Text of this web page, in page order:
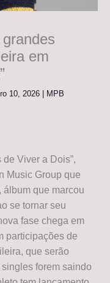
em
10, 2026
MPB
Viver a Dois”,
Music Group que
álbum que marcou
se tornar seu
fase chega em
participações de
que serão
forem saindo